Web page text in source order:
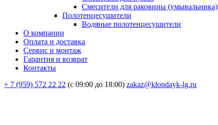
Смесители для раковины (умывальника)
Полотенцесушители
Водяные полотенцесушители
О компании
Оплата и доставка
Сервис и монтаж
Гарантия и возврат
Контакты
+ 7 (959) 572 22 22 (с 09:00 до 18:00) zakaz@klondayk-lg.ru